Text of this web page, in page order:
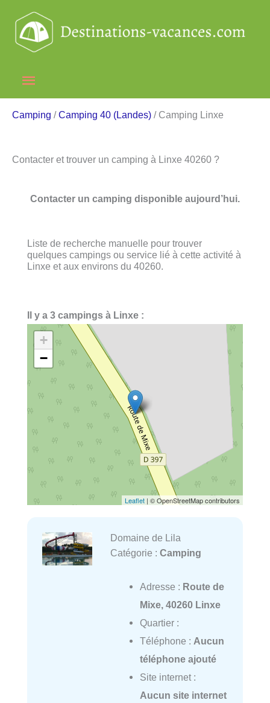
contenu
Menu
principal
Camping /Camping 40 (Landes) / Camping Linxe
Contacter et trouver un camping à Linxe 40260 ?
Contacter un camping disponible aujourd’hui.
Liste de recherche manuelle pour trouver
quelques campings ou service lié à cette activité à
Linxe et aux environs du 40260.
Il y a 3 campings à Linxe :
+
−
Leaflet | © OpenStreetMap contributors
Domaine de Lila
Catégorie : Camping
Adresse : Route de
Mixe, 40260 Linxe
Quartier :
Téléphone : Aucun
téléphone ajouté
Site internet :
Aucun site internet